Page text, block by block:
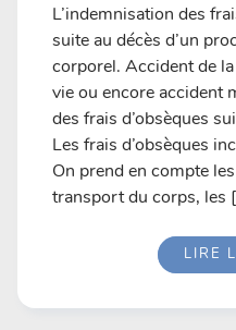
L’indemnisation des
suite au décès d’un
corporel. Accident de
vie ou encore accident
des frais d’obsèques
Les frais d’obsèques
On prend en compte
transport du corps, les
LIRE